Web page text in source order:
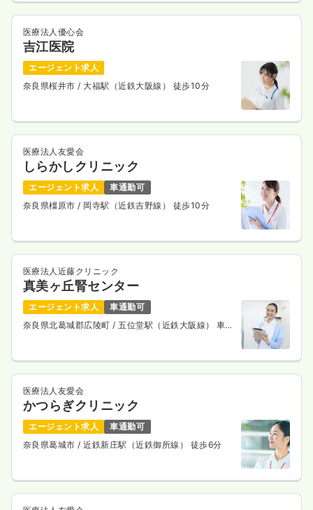
医療法人優心会
吉江医院
エージェント求人
奈良県桜井市/ 大福駅（近鉄大阪線） 徒歩10分
医療法人友愛会
しらかしクリニック
エージェント求人
車通勤可
奈良県橿原市/ 岡寺駅（近鉄吉野線） 徒歩10分
医療法人近藤クリニック
真美ヶ丘腎センター
エージェント求人
車通勤可
奈良県北葛城郡広陵町/ 五位堂駅（近鉄大阪線） 車
医療法人友愛会
かつらぎクリニック
エージェント求人
車通勤可
奈良県葛城市/ 近鉄新庄駅（近鉄御所線） 徒歩6分